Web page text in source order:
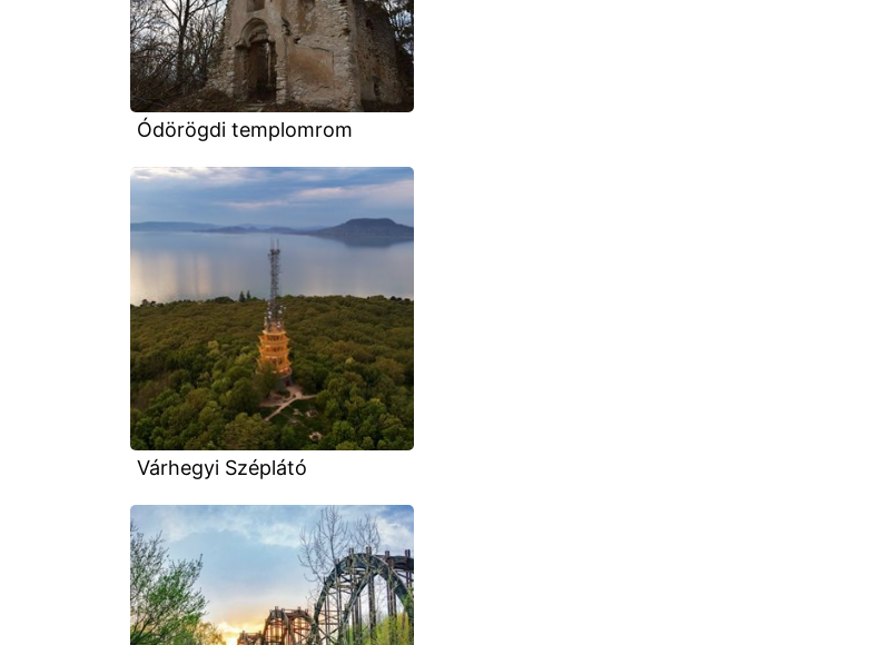
Ódörögdi templomrom
Várhegyi Széplátó